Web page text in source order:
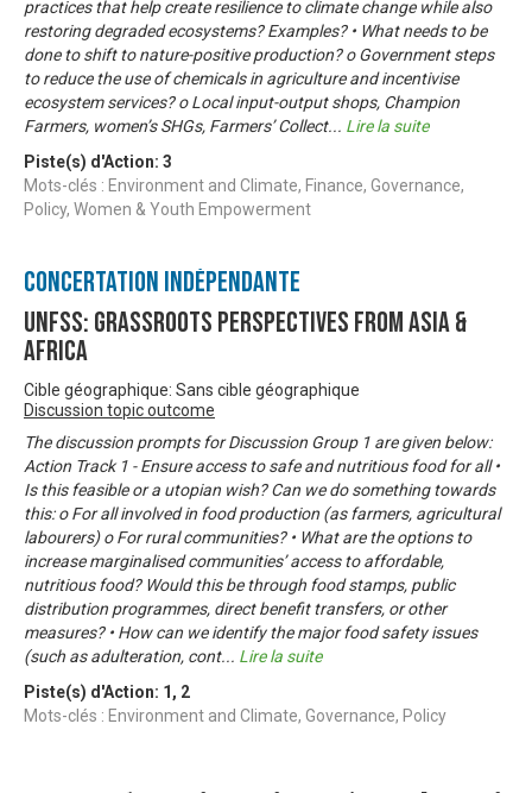
practices that help create resilience to climate change while also
restoring degraded ecosystems? Examples? • What needs to be
done to shift to nature-positive production? o Government steps
to reduce the use of chemicals in agriculture and incentivise
ecosystem services? o Local input-output shops, Champion
Farmers, women’s SHGs, Farmers’ Collect... Lire la suite
Piste(s) d'Action: 3
Mots-clés : Environment and Climate, Finance, Governance,
Policy, Women & Youth Empowerment
Concertation Indépendante
UNFSS: Grassroots Perspectives from Asia &
Africa
Cible géographique: Sans cible géographique
Discussion topic outcome
The discussion prompts for Discussion Group 1 are given below:
Action Track 1 - Ensure access to safe and nutritious food for all •
Is this feasible or a utopian wish? Can we do something towards
this: o For all involved in food production (as farmers, agricultural
labourers) o For rural communities? • What are the options to
increase marginalised communities’ access to affordable,
nutritious food? Would this be through food stamps, public
distribution programmes, direct benefit transfers, or other
measures? • How can we identify the major food safety issues
(such as adulteration, cont... Lire la suite
Piste(s) d'Action: 1 , 2
Mots-clés : Environment and Climate, Governance, Policy